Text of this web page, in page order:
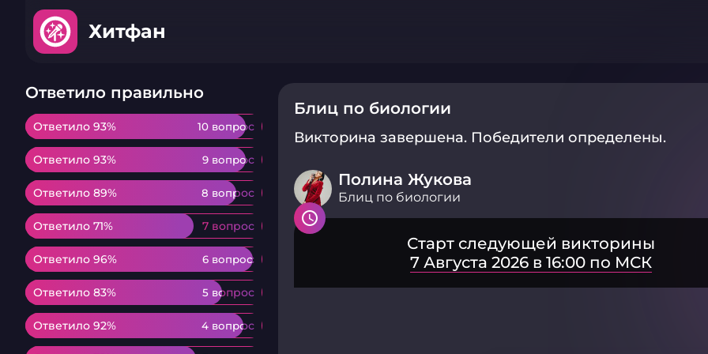
Хитфан
Ответило правильно
Ответило 93% 10 вопрос
Ответило 93% 10 вопрос
Ответило 93% 9 вопрос
Ответило 93% 9 вопрос
Ответило 89% 8 вопрос
Ответило 89% 8 вопрос
Ответило 71% 7 вопрос
Ответило 71% 7 вопрос
Ответило 96% 6 вопрос
Ответило 96% 6 вопрос
Ответило 83% 5 вопрос
Ответило 83% 5 вопрос
Ответило 92% 4 вопрос
Ответило 92% 4 вопрос
Блиц по биологии
Викторина завершена. Победители определены.
Полина Жукова
Блиц по биологии
Старт следующей викторины
7 Августа 2026 в 16:00 по МСК